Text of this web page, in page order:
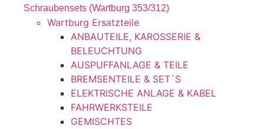
Schraubensets (Wartburg 353/312)
Wartburg Ersatzteile
ANBAUTEILE, KAROSSERIE &
BELEUCHTUNG
AUSPUFFANLAGE & TEILE
BREMSENTEILE & SET´S
ELEKTRISCHE ANLAGE & KABEL
FAHRWERKSTEILE
GEMISCHTES